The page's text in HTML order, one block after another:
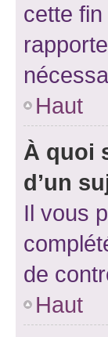
cette
Haut
À quoi
d’un
Il vous
de
Haut